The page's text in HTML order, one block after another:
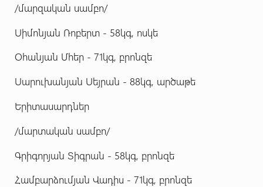
/մարզական սամբո/
Սիմոնյան Ռոբերտ - 58կգ, ոսկե
Օհանյան Մհեր - 71կգ, բրոնզե
Սարուխանյան Սեյրան - 88կգ, արծաթե
Երիտասարդներ
/մարտական սամբո/
Գրիգորյան Տիգրան - 58կգ, բրոնզե
Համբարձումյան Վադիս - 71կգ, բրոնզե